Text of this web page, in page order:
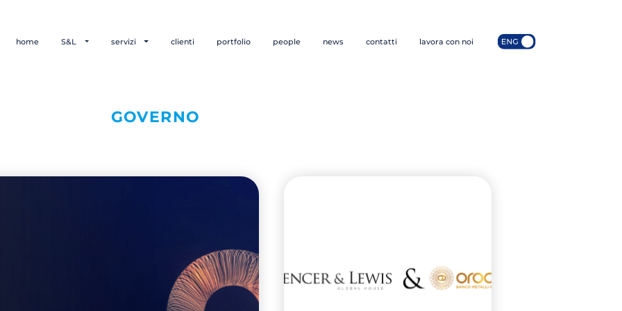
home S&L servizi clienti portfolio people news contatti lavora con noi
GOVERNO